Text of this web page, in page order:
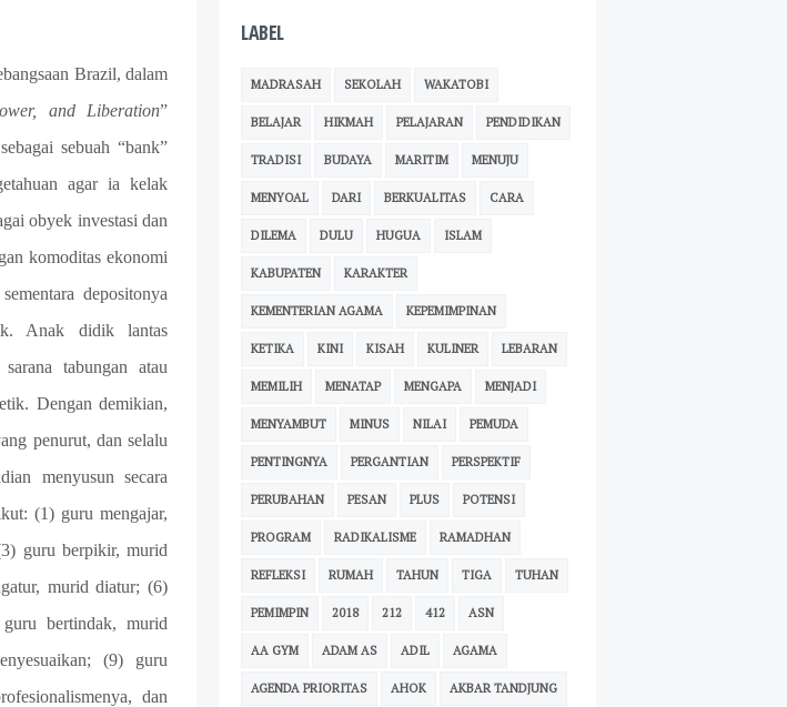
Brazil, dalam
and Liberation”
sebuah “bank”
agar ia kelak
obyek investasi dan
komoditas ekonomi
depositonya
Anak didik lantas
tabungan atau
Dengan demikian,
penurut, dan selalu
menyusun secara
(1) guru mengajar,
guru berpikir, murid
murid diatur; (6)
bertindak, murid
(9) guru
dan
LABEL
MADRASAH SEKOLAH WAKATOBI
BELAJAR HIKMAH PELAJARAN PENDIDIKAN
TRADISI BUDAYA MARITIM MENUJU
MENYOAL DARI BERKUALITAS CARA
DILEMA DULU HUGUA ISLAM
KABUPATEN KARAKTER
KEMENTERIAN AGAMA KEPEMIMPINAN
KETIKA KINI KISAH KULINER LEBARAN
MEMILIH MENATAP MENGAPA MENJADI
MENYAMBUT MINUS NILAI PEMUDA
PENTINGNYA PERGANTIAN PERSPEKTIF
PERUBAHAN PESAN PLUS POTENSI
PROGRAM RADIKALISME RAMADHAN
REFLEKSI RUMAH TAHUN TIGA TUHAN
PEMIMPIN 2018 212 412 ASN
AA GYM ADAM AS ADIL AGAMA
AGENDA PRIORITAS AHOK AKBAR TANDJUNG